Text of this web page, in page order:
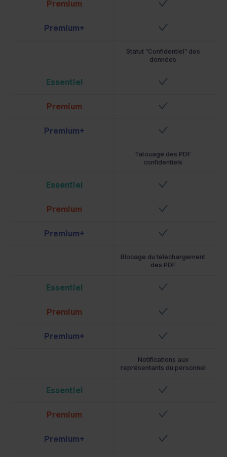
Premium
Premium+
Statut "Confidentiel" des
données
Essentiel
Premium
Premium+
Tatouage des PDF
confidentiels
Essentiel
Premium
Premium+
Blocage du téléchargement
des PDF
Essentiel
Premium
Premium+
Notifications aux
représentants du personnel
Essentiel
Premium
Premium+